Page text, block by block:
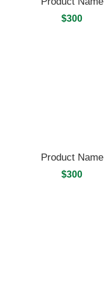
$300
Product Name
$300